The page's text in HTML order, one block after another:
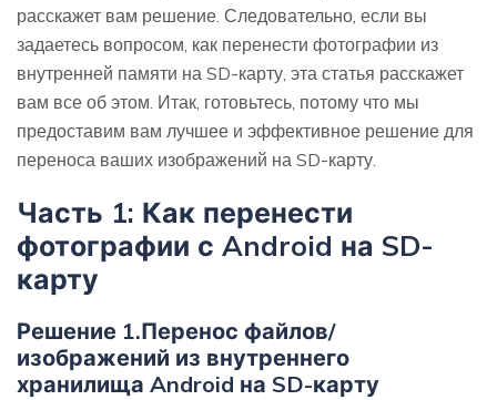
расскажет вам решение. Следовательно, если вы
задаетесь вопросом, как перенести фотографии из
внутренней памяти на SD-карту, эта статья расскажет
вам все об этом. Итак, готовьтесь, потому что мы
предоставим вам лучшее и эффективное решение для
переноса ваших изображений на SD-карту.
Часть 1: Как перенести
фотографии с Android на SD-
карту
Решение 1.Перенос файлов/
изображений из внутреннего
хранилища Android на SD-карту